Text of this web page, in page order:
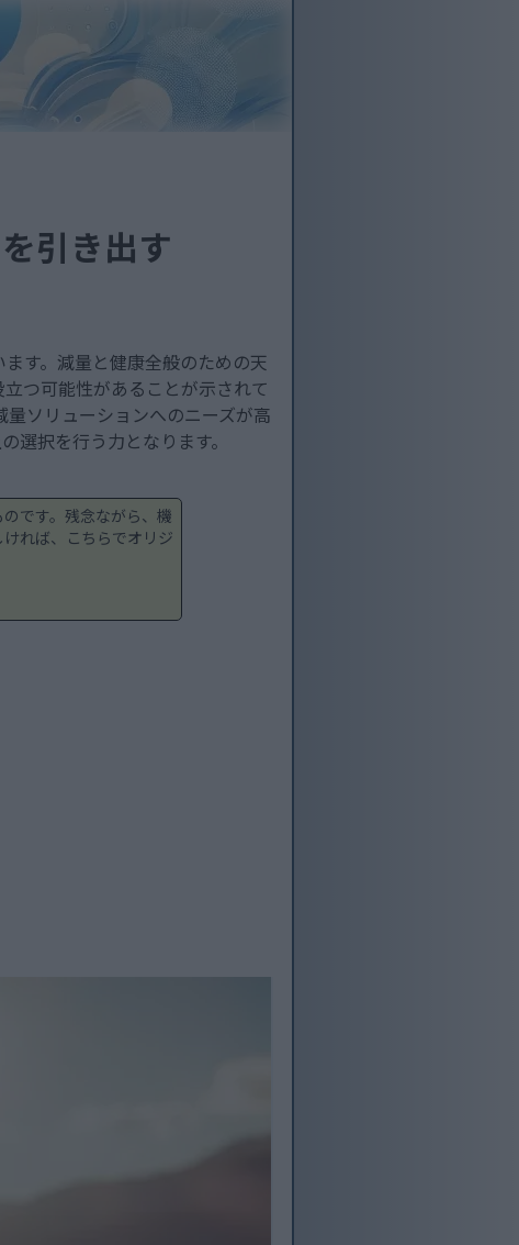
引き出す
す。減量と健康全般のための天
つ可能性があることが示されて
ソリューションへのニーズが高
選択を行う力となります。
です。残念ながら、機
れば、こちらでオリジ